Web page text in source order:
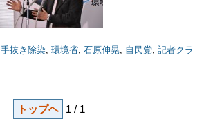
手抜き除染, 環境省, 石原伸晃, 自民党, 記者クラ
トップヘ 1 / 1